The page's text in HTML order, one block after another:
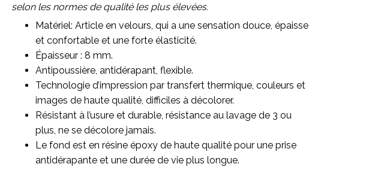
selon les normes de qualité les plus élevées.
Matériel: Article en velours, qui a une sensation douce, épaisse
et confortable et une forte élasticité.
Épaisseur : 8 mm.
Antipoussière, antidérapant, flexible.
Technologie d’impression par transfert thermique, couleurs et
images de haute qualité, difficiles à décolorer.
Résistant à l’usure et durable, résistance au lavage de 3 ou
plus, ne se décolore jamais.
Le fond est en résine époxy de haute qualité pour une prise
antidérapante et une durée de vie plus longue.